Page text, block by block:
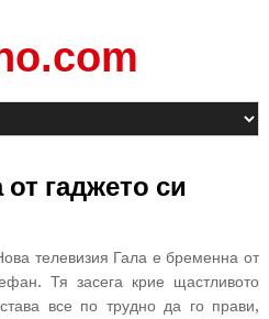
гаджето си
телевизия Гала е бременна от
Тя засега крие щастливото
все по трудно да го прави,